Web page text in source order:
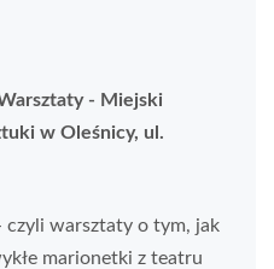
- Miejski
w Oleśnicy, ul.
czyli warsztaty o tym, jak
marionetki z teatru